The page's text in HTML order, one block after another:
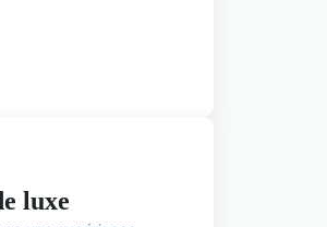
luxe